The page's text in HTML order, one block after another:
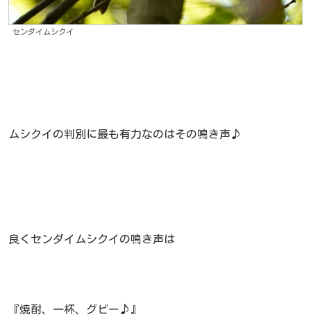
センダイムシクイ
ムシクイの判別に最も有力なのはその鳴き声♪
良くセンダイムシクイの鳴き声は
『焼酎、一杯、グビー♪』